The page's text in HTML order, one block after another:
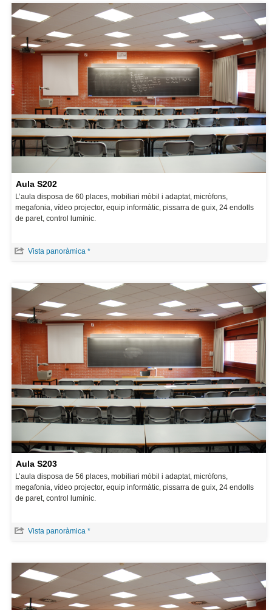
Aula S202
L’aula disposa de 60 places, mobiliari mòbil i adaptat, micròfons,
megafonia, vídeo projector, equip informàtic, pissarra de guix, 24 endolls
de paret, control lumínic.
Vista panoràmica *
Aula S203
L’aula disposa de 56 places, mobiliari mòbil i adaptat, micròfons,
megafonia, vídeo projector, equip informàtic, pissarra de guix, 24 endolls
de paret, control lumínic.
Vista panoràmica *